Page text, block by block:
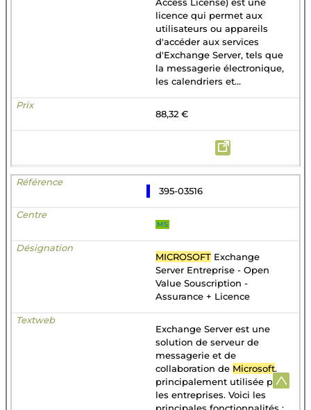
licence qui permet aux
utilisateurs ou appareils
d'accéder aux services
d'Exchange Server, tels que
la messagerie électronique,
les calendriers et...
88,32 €
395-03516
MS
MICROSOFT Exchange
Server Entreprise - Open
Value Souscription -
Assurance + Licence
Exchange Server est une
solution de serveur de
messagerie et de
collaboration de Microsoft,
principalement utilisée par
les entreprises. Voici les